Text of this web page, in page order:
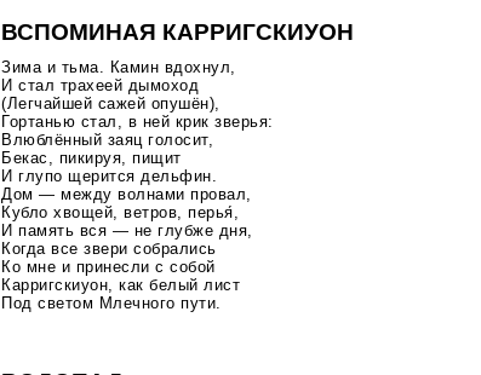
ВСПОМИНАЯ КАРРИГСКИУОН
Зима и тьма. Камин вдохнул,
И стал трахеей дымоход
(Легчайшей сажей опушён),
Гортанью стал, в ней крик зверья:
Влюблённый заяц голосит,
Бекас, пикируя, пищит
И глупо щерится дельфин.
Дом — между волнами провал,
Кубло хвощей, ветров, перья́,
И память вся — не глубже дня,
Когда все звери собрались
Ко мне и принесли с собой
Карригскиуон, как белый лист
Под светом Млечного пути.